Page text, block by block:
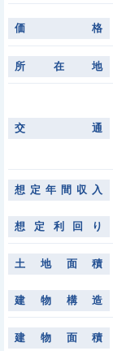
価 格
所 在 地
交 通
想 定 年 間 収 入
想 定 利 回 り
土 地 面 積
建 物 構 造
建 物 面 積